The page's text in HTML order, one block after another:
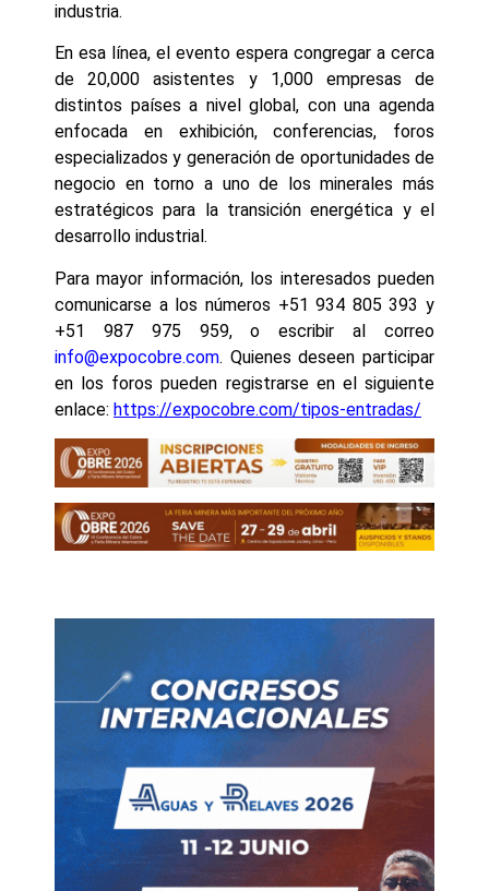
industria.
En esa línea, el evento espera congregar a cerca
de 20,000 asistentes y 1,000 empresas de
distintos países a nivel global, con una agenda
enfocada en exhibición, conferencias, foros
especializados y generación de oportunidades de
negocio en torno a uno de los minerales más
estratégicos para la transición energética y el
desarrollo industrial.
Para mayor información, los interesados pueden
comunicarse a los números +51 934 805 393 y
+51 987 975 959, o escribir al correo
info@expocobre.com. Quienes deseen participar
en los foros pueden registrarse en el siguiente
enlace: https://expocobre.com/tipos-entradas/